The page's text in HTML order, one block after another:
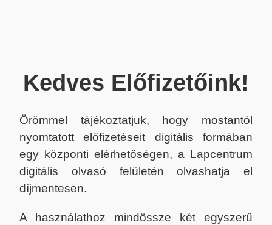
Kedves Előfizetőink!
Örömmel tájékoztatjuk, hogy mostantól
nyomtatott előfizetéseit digitális formában
egy központi elérhetőségen, a Lapcentrum
digitális olvasó felületén olvashatja el
díjmentesen.
A használathoz mindössze két egyszerű